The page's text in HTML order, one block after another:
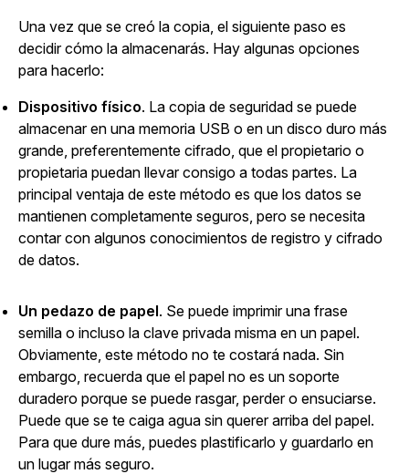
Una vez que se creó la copia, el siguiente paso es
decidir cómo la almacenarás. Hay algunas opciones
para hacerlo:
Dispositivo físico. La copia de seguridad se puede
almacenar en una memoria USB o en un disco duro más
grande, preferentemente cifrado, que el propietario o
propietaria puedan llevar consigo a todas partes. La
principal ventaja de este método es que los datos se
mantienen completamente seguros, pero se necesita
contar con algunos conocimientos de registro y cifrado
de datos.
Un pedazo de papel. Se puede imprimir una frase
semilla o incluso la clave privada misma en un papel.
Obviamente, este método no te costará nada. Sin
embargo, recuerda que el papel no es un soporte
duradero porque se puede rasgar, perder o ensuciarse.
Puede que se te caiga agua sin querer arriba del papel.
Para que dure más, puedes plastificarlo y guardarlo en
un lugar más seguro.